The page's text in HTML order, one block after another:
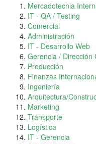
Mercadotecnia
IT - QA / Testing
Comercial
Administración
IT - Desarrollo Web
Gerencia / Dirección
Producción
Finanzas
Ingeniería
Arquitectura/
Marketing
Transporte
Logística
IT - Gerencia